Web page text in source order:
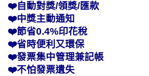
❤️自動對獎/領獎/匯款
❤️中獎主動通知
❤️節省0.4%印花稅
❤️省時便利又環保
❤️發票集中管理兼記帳
❤️不怕發票遺失